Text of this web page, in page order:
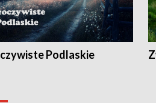
Podlaskie